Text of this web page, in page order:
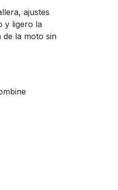
ajustes
y ligero la
de la moto sin